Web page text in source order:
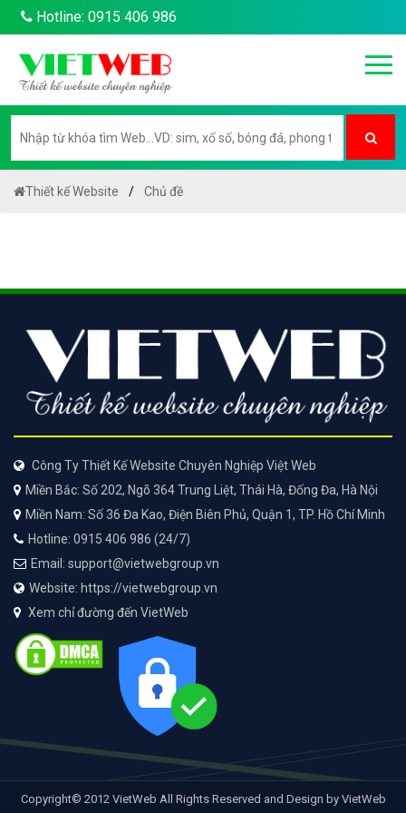
Hotline: 0915 406 986
Thiết kế Website Chủ đề
Công Ty Thiết Kế Website Chuyên Nghiệp Việt Web
Miền Bắc: Số 202, Ngõ 364 Trung Liệt, Thái Hà, Đống Đa, Hà Nội
Miền Nam: Số 36 Đa Kao, Điện Biên Phủ, Quận 1, TP. Hồ Chí Minh
Hotline: 0915 406 986 (24/7)
Email: support@vietwebgroup.vn
Website: https://vietwebgroup.vn
Xem chỉ đường đến VietWeb
Copyright© 2012 VietWeb All Rights Reserved and Design by VietWeb